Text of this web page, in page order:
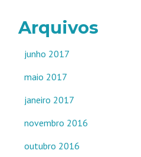
Arquivos
junho 2017
maio 2017
janeiro 2017
novembro 2016
outubro 2016